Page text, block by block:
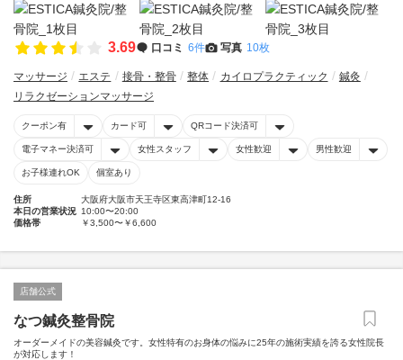
3.69 口コミ 6件 写真 10枚
マッサージ エステ 接骨・整骨 整体 カイロプラクティック
鍼灸
リラクゼーションマッサージ
クーポン有 カード可 QRコード決済可
電子マネー決済可 女性スタッフ 女性歓迎 男性歓迎
お子様連れOK 個室あり
住所
大阪府大阪市天王寺区東高津町12-16
本日の営業状況 10:00〜20:00
価格帯
￥3,500〜￥6,600
店舗公式
なつ鍼灸整骨院
オーダーメイドの美容鍼灸です。女性特有のお身体の悩みに25年の施術実績を誇る女性院長
が対応します！